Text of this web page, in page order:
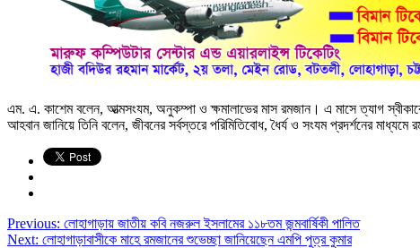
এম. এ. কাশেম বলেন, আত্মসংযম, অনুকম্পা ও ক্ষমালাভের মাস রমজান। এ মাসে ত্যাগ
আহবান জানিয়ে তিনি বলেন, জীবনের সর্বস্তরে পরিমিতিবোধ, ধৈর্য ও সংযম প্রদর্শনের মাধ্যমে
Previous: লোহাগাড়ায় জাতীয় কবি নজরুল ইসলামের ১১৮তম জন্মবার্ষিকী পালিত
Next: লোহাগাড়াবাসীকে মাহে রমজানের শুভেচ্ছা জানিয়েছেন এমপি পুত্র কুমার